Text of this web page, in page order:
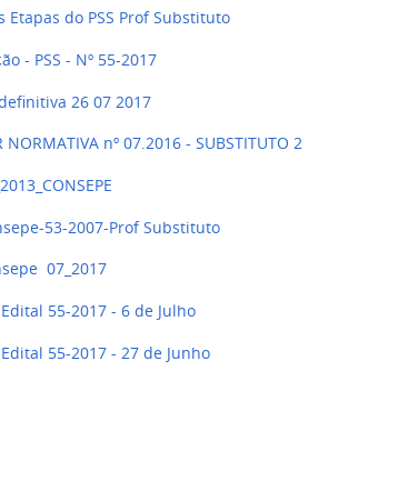
Etapas do PSS Prof Substituto
- PSS - Nº 55-2017
26 07 2017
NORMATIVA nº 07.2016 - SUBSTITUTO 2
53-2007-Prof Substituto
07_2017
55-2017 - 6 de Julho
55-2017 - 27 de Junho